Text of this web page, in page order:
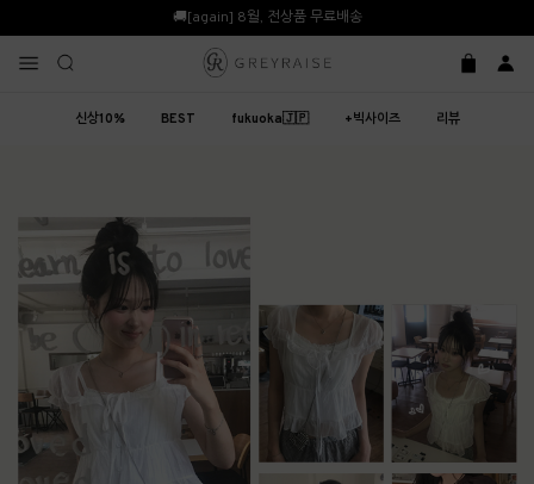
🚚[again] 8월, 전상품 무료배송
신상10% BEST fukuoka🇯🇵 +빅사이즈 리뷰